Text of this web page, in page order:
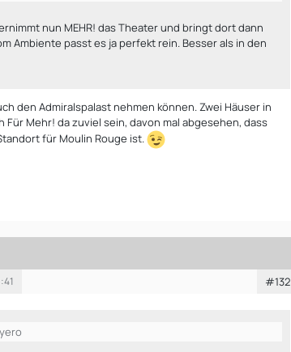
nun MEHR! das Theater und bringt dort dann
Ambiente passt es ja perfekt rein. Besser als in den
den Admiralspalast nehmen können. Zwei Häuser in
Für Mehr! da zuviel sein, davon mal abgesehen, dass
für Moulin Rouge ist.
#132